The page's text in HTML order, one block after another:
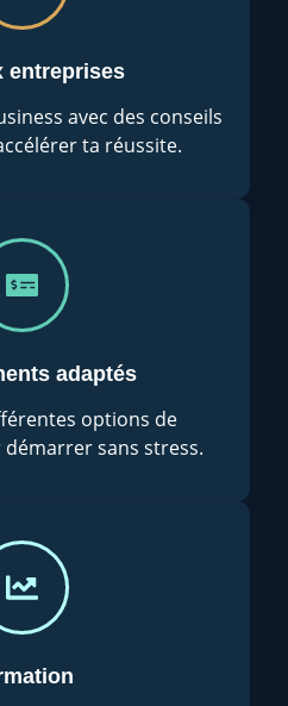
entreprises
avec des conseils
ta réussite.
adaptés
options de
sans stress.